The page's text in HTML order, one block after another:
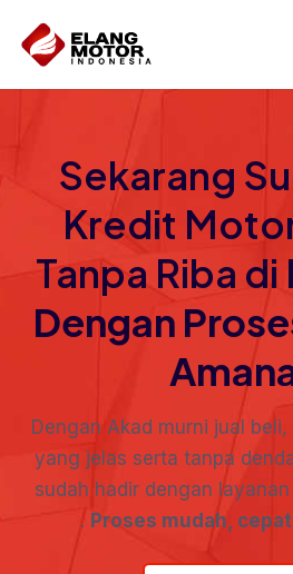
Sekarang
Kredit
Tanpa Riba
Dengan
Dengan Akad murni jual
yang jelas serta tanpa
sudah hadir dengan
. Proses mudah,